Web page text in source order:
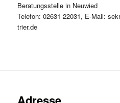
Beratungsstelle in Neuwied
Telefon: 02631 22031, E-Mail:
trier.de